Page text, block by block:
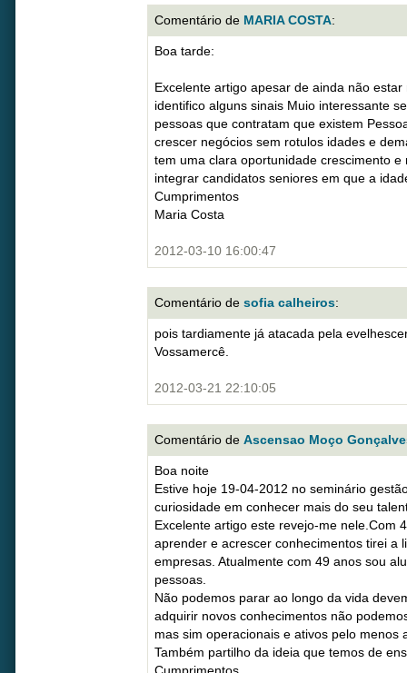
Comentário de MARIA COSTA:
Boa tarde:
Excelente artigo apesar de ainda não
identifico alguns sinais Muio interessante
pessoas que contratam que existem
crescer negócios sem rotulos idades e
tem uma clara oportunidade crescimento
integrar candidatos seniores em que a
Cumprimentos
Maria Costa
2012-03-10 16:00:47
Comentário de sofia calheiros:
pois tardiamente já atacada pela
Vossamercê.
2012-03-21 22:10:05
Comentário de Ascensao Moço
Boa noite
Estive hoje 19-04-2012 no seminário
curiosidade em conhecer mais do seu
Excelente artigo este revejo-me nele.Com
aprender e acrescer conhecimentos tirei a
empresas. Atualmente com 49 anos sou
pessoas.
Não podemos parar ao longo da vida
adquirir novos conhecimentos não
mas sim operacionais e ativos pelo menos
Também partilho da ideia que temos de